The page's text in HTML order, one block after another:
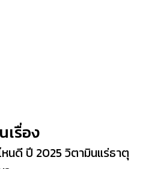
เรื่อง
นดี ปี 2025 วิตามินแร่ธาตุ